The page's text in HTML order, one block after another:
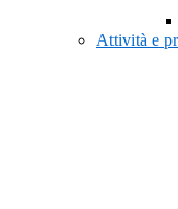
Attività e